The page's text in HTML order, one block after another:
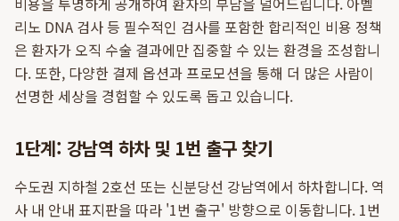
리노 DNA 검사 등 필수적인 검사를 포함한 합리적인 비용 정책
은 환자가 오직 수술 결과에만 집중할 수 있는 환경을 조성합니
다. 또한, 다양한 결제 옵션과 프로모션을 통해 더 많은 사람이
선명한 세상을 경험할 수 있도록 돕고 있습니다.
1단계: 강남역 하차 및 1번 출구 찾기
수도권 지하철 2호선 또는 신분당선 강남역에서 하차합니다. 역
사 내 안내 표지판을 따라 '1번 출구' 방향으로 이동합니다. 1번